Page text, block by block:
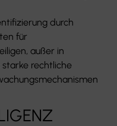
durch
für
außer in
rechtliche